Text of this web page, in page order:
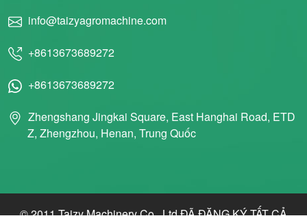
info@taizyagromachine.com
+8613673689272
+8613673689272
Zhengshang Jingkai Square, East Hanghai Road, ETD
Z, Zhengzhou, Henan, Trung Quốc